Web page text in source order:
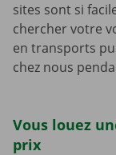
sites sont si
chercher votre
en transports
chez nous
Vous louez
prix